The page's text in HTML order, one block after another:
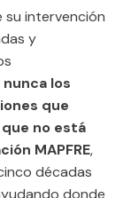
intervención
y
los
que
no está
MAPFRE,
décadas
donde